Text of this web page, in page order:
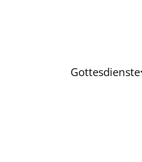
Gottesdienste